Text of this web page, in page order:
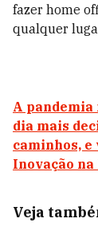
fazer home
qualquer
A pandemia
dia mais
caminhos, e
Inovação
Veja